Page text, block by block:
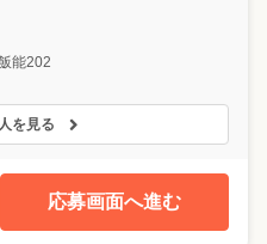
能202
を見る
応募画面へ進む